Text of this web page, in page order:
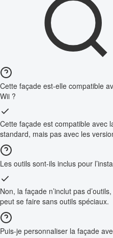
Cette façade est-elle compatible
Wii ?
Cette façade est compatible avec
standard, mais pas avec les
Les outils sont-ils inclus pour
Non, la façade n’inclut pas
peut se faire sans outils spéciaux.
Puis-je personnaliser la façade